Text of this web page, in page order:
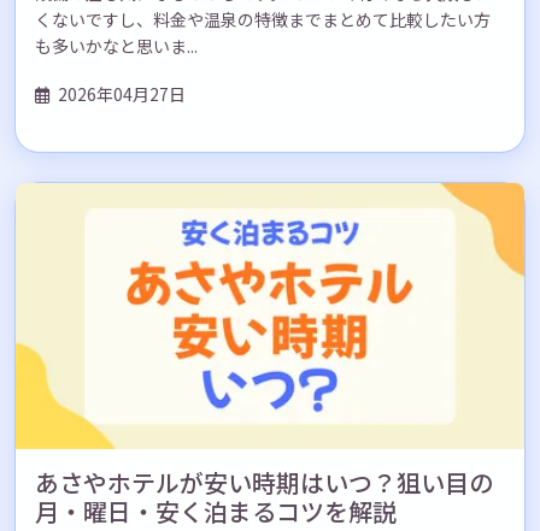
くないですし、料金や温泉の特徴までまとめて比較したい方
も多いかなと思いま...
2026年04月27日
あさやホテルが安い時期はいつ？狙い目の
月・曜日・安く泊まるコツを解説